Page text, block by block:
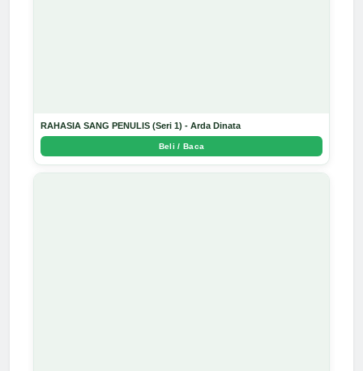
RAHASIA SANG PENULIS (Seri 1) - Arda Dinata
Beli / Baca